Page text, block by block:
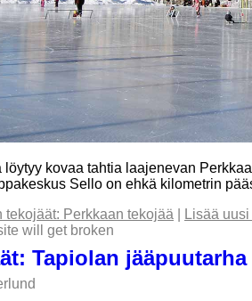
löytyy kovaa tahtia laajenevan
Sello on ehkä kilometrin
tekojäät: Perkkaan tekojää
Lisää
will get broken
Tapiolan jääpuutarha